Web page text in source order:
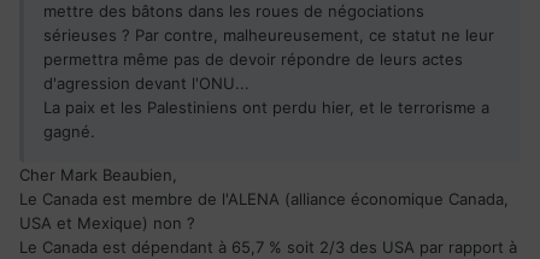
mettre des bâtons dans les roues de négociations
sérieuses ? Par contre, malheureusement, ce statut ne leur
permettra même pas de devoir répondre de leurs actes
d'agression devant l'ONU...
La paix et les Palestiniens ont perdu hier, et le terrorisme a
gagné.
Cher Mark Beaubien,
Le Canada est membre de l'ALENA (alliance économique Canada,
USA et Mexique) non ?
Le Canada est dépendant à 65,7 % soit 2/3 des USA par rapport à